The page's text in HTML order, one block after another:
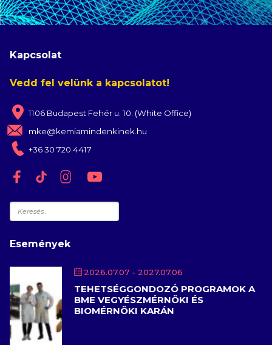
Kapcsolat
Vedd fel velünk a kapcsolatot!
1106 Budapest Fehér u. 10. (White Office)
mke@kemiamindenkinek.hu
+36 30 720 4417
Keresés
Események
2026.07.07 - 2027.07.06
TEHETSÉGGONDOZÓ PROGRAMOK A
BME VEGYÉSZMÉRNÖKI ÉS
BIOMÉRNÖKI KARÁN